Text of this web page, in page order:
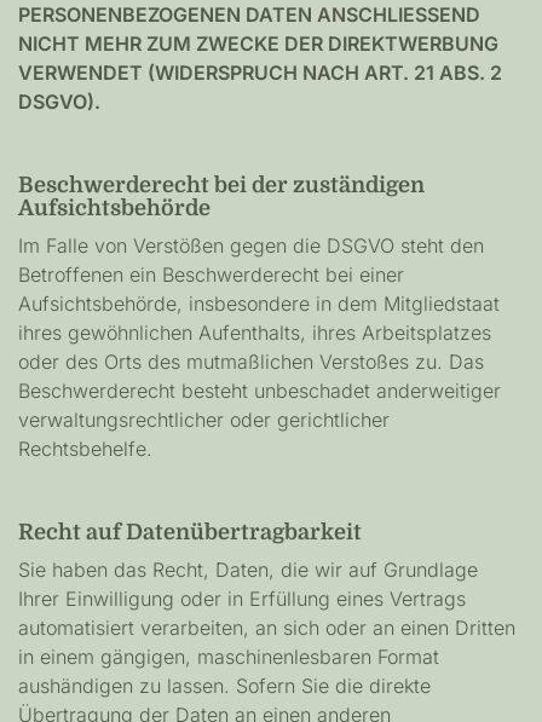
PERSONENBEZOGENEN DATEN ANSCHLIESSEND
NICHT MEHR ZUM ZWECKE DER DIREKTWERBUNG
VERWENDET (WIDERSPRUCH NACH ART. 21 ABS. 2
DSGVO).
Beschwerderecht bei der zuständigen
Aufsichtsbehörde
Im Falle von Verstößen gegen die DSGVO steht den
Betroffenen ein Beschwerderecht bei einer
Aufsichtsbehörde, insbesondere in dem Mitgliedstaat
ihres gewöhnlichen Aufenthalts, ihres Arbeitsplatzes
oder des Orts des mutmaßlichen Verstoßes zu. Das
Beschwerderecht besteht unbeschadet anderweitiger
verwaltungsrechtlicher oder gerichtlicher
Rechtsbehelfe.
Recht auf Datenübertragbarkeit
Sie haben das Recht, Daten, die wir auf Grundlage
Ihrer Einwilligung oder in Erfüllung eines Vertrags
automatisiert verarbeiten, an sich oder an einen Dritten
in einem gängigen, maschinenlesbaren Format
aushändigen zu lassen. Sofern Sie die direkte
Übertragung der Daten an einen anderen